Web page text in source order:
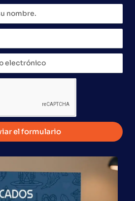
soluciones prácticas e
una metodología eficiente
1327-4o.e-Itaim Bibi-
– SP,
el formulario